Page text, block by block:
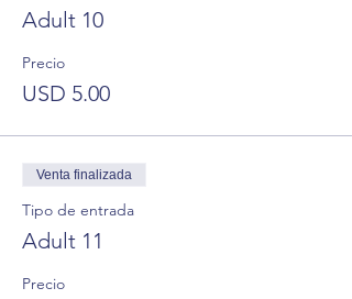
Adult 10
Precio
USD 5.00
Venta finalizada
Tipo de entrada
Adult 11
Precio